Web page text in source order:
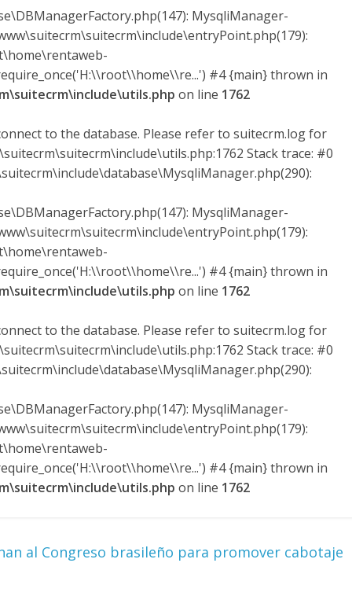
MysqliManager-
#4 {main} thrown in
on line 1762
to the database. Please refer to suitecrm.log for
Stack trace: #0
MysqliManager-
#4 {main} thrown in
on line 1762
to the database. Please refer to suitecrm.log for
Stack trace: #0
MysqliManager-
#4 {main} thrown in
on line 1762
al Congreso brasileño para promover cabotaje